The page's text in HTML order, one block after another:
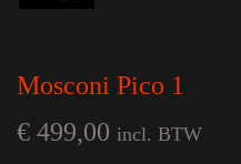
Mosconi Pico 1
€ 499,00 incl. BTW